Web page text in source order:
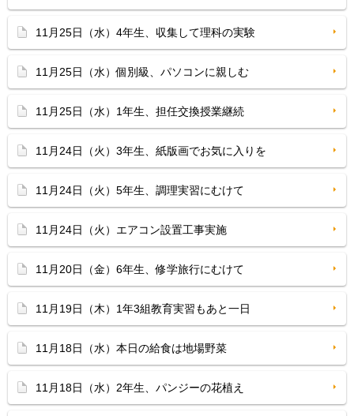
11月25日（水）4年生、収集して理科の実験
11月25日（水）個別級、パソコンに親しむ
11月25日（水）1年生、担任交換授業継続
11月24日（火）3年生、紙版画でお気に入りを
11月24日（火）5年生、調理実習にむけて
11月24日（火）エアコン設置工事実施
11月20日（金）6年生、修学旅行にむけて
11月19日（木）1年3組教育実習もあと一日
11月18日（水）本日の給食は地場野菜
11月18日（水）2年生、パンジーの花植え